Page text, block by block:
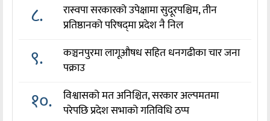
८.
रास्वपा सरकारको उपेक्षामा सुदूरपश्चिम, तीन
प्रतिष्ठानको परिषद्‌मा प्रदेश नै निल
९.
कञ्चनपुरमा लागूऔषध सहित धनगढीका चार जना
पक्राउ
१०.
विश्वासको मत अनिश्चित, सरकार अल्पमतमा
परेपछि प्रदेश सभाको गतिविधि ठप्प